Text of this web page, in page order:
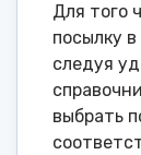
Для того
посылку
следуя
выбрать